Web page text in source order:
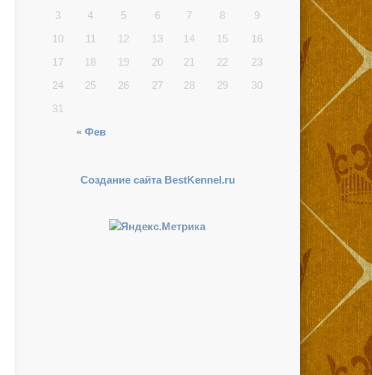
« Фев
3
4 5 6 7 8
9
10
11 12 13 14 15
16
17
18 19 20 21 22
23
24
25 26 27 28 29
30
31
Создание сайта BestKennel.ru